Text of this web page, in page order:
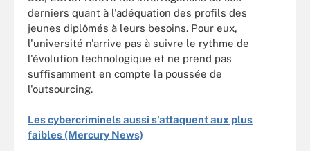
derniers quant à l'adéquation des profils des
jeunes diplômés à leurs besoins. Pour eux,
l'université n'arrive pas à suivre le rythme de
l'évolution technologique et ne prend pas
suffisamment en compte la poussée de
l'outsourcing.
Les cybercriminels aussi s'attaquent aux plus
faibles (Mercury News)